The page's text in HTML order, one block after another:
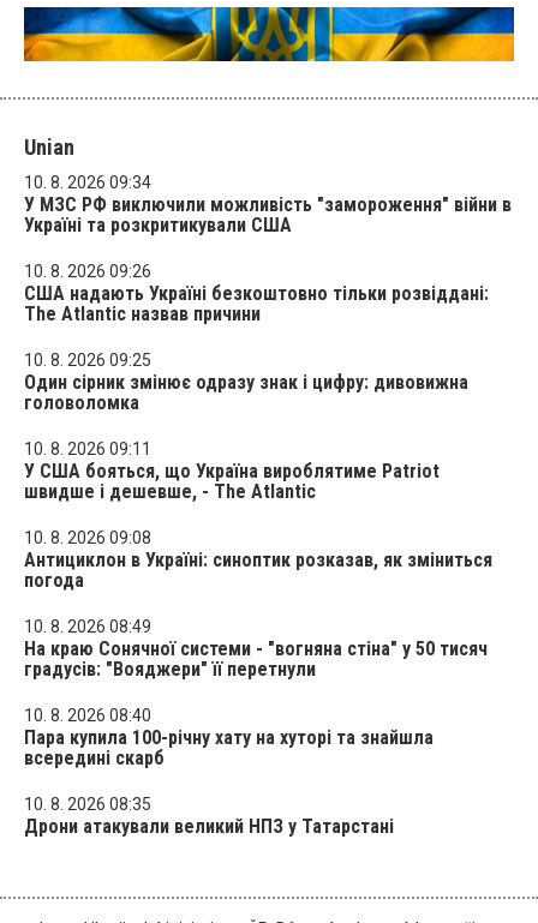
Unian
10. 8. 2026 09:34
У МЗС РФ виключили можливість "замороження" війни в
Україні та розкритикували США
10. 8. 2026 09:26
США надають Україні безкоштовно тільки розвіддані:
The Atlantic назвав причини
10. 8. 2026 09:25
Один сірник змінює одразу знак і цифру: дивовижна
головоломка
10. 8. 2026 09:11
У США бояться, що Україна вироблятиме Patriot
швидше і дешевше, - The Atlantic
10. 8. 2026 09:08
Антициклон в Україні: синоптик розказав, як зміниться
погода
10. 8. 2026 08:49
На краю Сонячної системи - "вогняна стіна" у 50 тисяч
градусів: "Вояджери" її перетнули
10. 8. 2026 08:40
Пара купила 100-річну хату на хуторі та знайшла
всередині скарб
10. 8. 2026 08:35
Дрони атакували великий НПЗ у Татарстані